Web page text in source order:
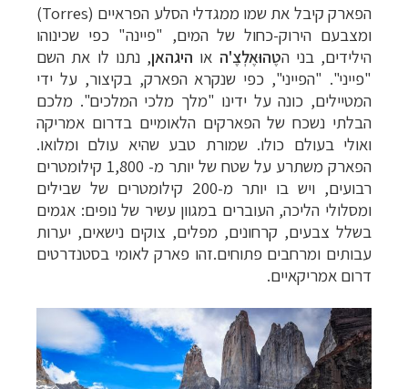
הפארק קיבל את שמו ממגדלי הסלע הפראיים (Torres
)
ומצבעם הירוק-כחול של המים, "פיינה" כפי שכינוהו
הילידים, בני הטֶהוּאֶלְצֶ'ה או היגהאן, נתנו לו את השם
"פייני". "הפייני", כפי שנקרא הפארק, בקיצור, על ידי
המטיילים, כונה על ידינו "מלך מלכי המלכים". מלכם
הבלתי נשכח של הפארקים הלאומייםבדרום אמריקה
ואולי בעולם כולו. שמורת טבע שהיא עולם ומלואו.
הפארק משתרע על
שטח של יותר מ- 1,800 קילומטרים
רבועים, ויש בו יותר מ-200 קילומטרים של שבילים
ומסלולי הליכה, העוברים במגוון עשיר של נופים: אגמים
בשלל צבעים, קרחונים, מפלים, צוקים נישאים, יערות
עבותים ומרחבים פתוחים.זהו פארק לאומי בסטנדרטים
דרום אמריקאיים.